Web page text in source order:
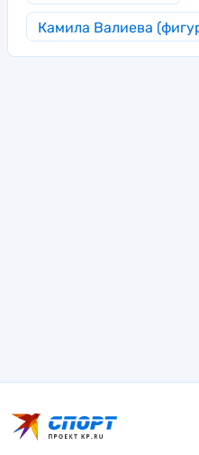
Камила Валиева